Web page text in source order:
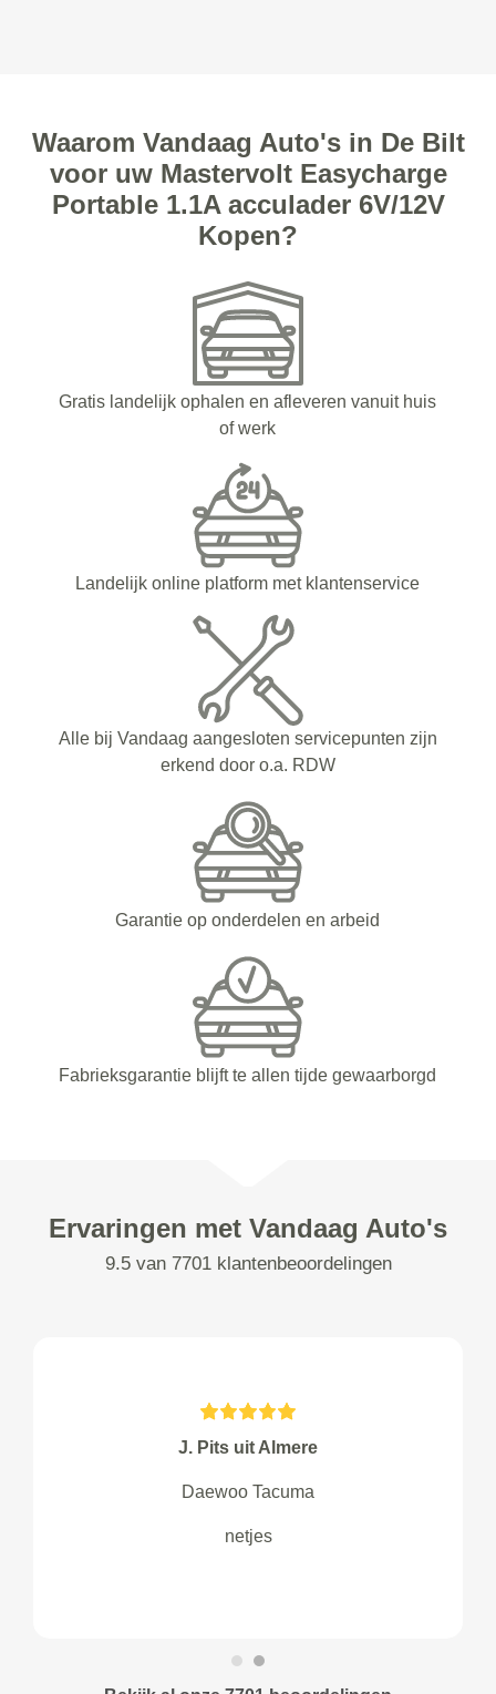
Waarom Vandaag Auto's in De Bilt
voor uw Mastervolt Easycharge
Portable 1.1A acculader 6V/12V
Kopen?
Gratis landelijk ophalen en afleveren vanuit huis
of werk
Landelijk online platform met klantenservice
Alle bij Vandaag aangesloten servicepunten zijn
erkend door o.a. RDW
Garantie op onderdelen en arbeid
Fabrieksgarantie blijft te allen tijde gewaarborgd
Ervaringen met Vandaag Auto's
9.5 van 7701 klantenbeoordelingen
J. Pits uit Almere
Daewoo Tacuma
netjes